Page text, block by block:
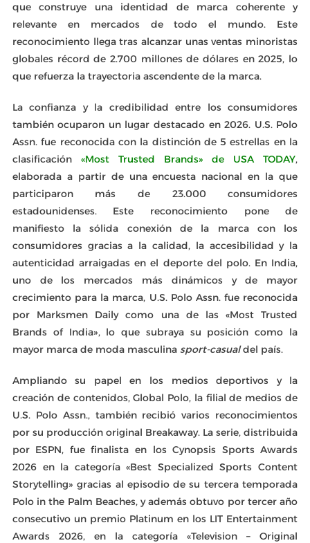
que construye una identidad de marca coherente y
relevante en mercados de todo el mundo. Este
reconocimiento llega tras alcanzar unas ventas minoristas
globales récord de 2.700 millones de dólares en 2025, lo
que refuerza la trayectoria ascendente de la marca.
La confianza y la credibilidad entre los consumidores
también ocuparon un lugar destacado en 2026. U.S. Polo
Assn. fue reconocida con la distinción de 5 estrellas en la
clasificación «Most Trusted Brands» de USA TODAY,
elaborada a partir de una encuesta nacional en la que
participaron más de 23.000 consumidores
estadounidenses. Este reconocimiento pone de
manifiesto la sólida conexión de la marca con los
consumidores gracias a la calidad, la accesibilidad y la
autenticidad arraigadas en el deporte del polo. En India,
uno de los mercados más dinámicos y de mayor
crecimiento para la marca, U.S. Polo Assn. fue reconocida
por Marksmen Daily como una de las «Most Trusted
Brands of India», lo que subraya su posición como la
mayor marca de moda masculina sport-casualdel país.
Ampliando su papel en los medios deportivos y la
creación de contenidos, Global Polo, la filial de medios de
U.S. Polo Assn., también recibió varios reconocimientos
por su producción original Breakaway. La serie, distribuida
por ESPN, fue finalista en los Cynopsis Sports Awards
2026 en la categoría «Best Specialized Sports Content
Storytelling» gracias al episodio de su tercera temporada
Polo in the Palm Beaches, y además obtuvo por tercer año
consecutivo un premio Platinum en los LIT Entertainment
Awards 2026, en la categoría «Television – Original